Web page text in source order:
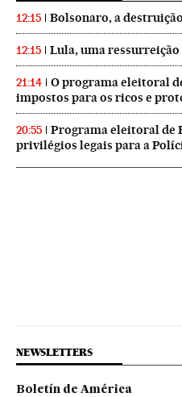
12:15 Bolsonaro, a
12:15 Lula, uma ressurreição
21:14
O programa eleitoral
impostos para os ricos e
20:55
Programa eleitoral de
privilégios legais para a
NEWSLETTERS
Boletín de América